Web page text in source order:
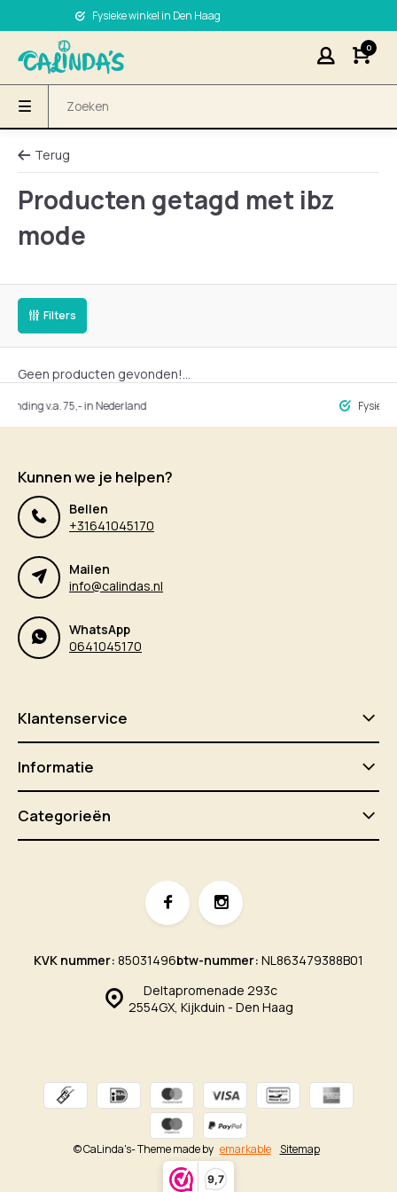
9,7
Fysieke winkel in Den Haag
0
Terug
Producten getagd met ibz
mode
Filters
Geen producten gevonden!...
v.a. 75,- in Nederland Fysieke
Kunnen we je helpen?
Bellen
+31641045170
Mailen
info@calindas.nl
WhatsApp
0641045170
Klantenservice
Informatie
Categorieën
Deltapromenade 293c
2554GX, Kijkduin - Den Haag
KVK nummer: 85031496btw-nummer: NL863479388B01
© CaLinda's- Theme made by emarkable Sitemap